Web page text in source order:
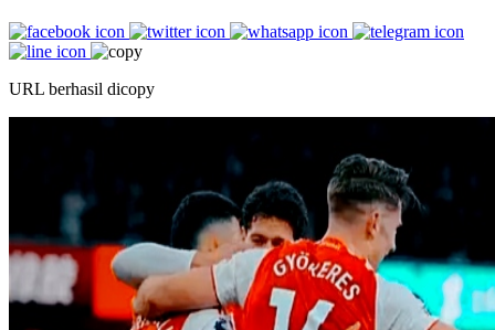
URL berhasil dicopy